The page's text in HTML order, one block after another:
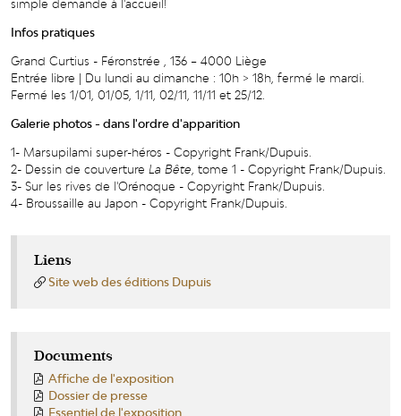
simple demande à l'accueil!
Infos pratiques
Grand Curtius - Féronstrée , 136 – 4000 Liège
Entrée libre | Du lundi au dimanche : 10h > 18h, fermé le mardi.
Fermé les 1/01, 01/05, 1/11, 02/11, 11/11 et 25/12.
Galerie photos - dans l'ordre d'apparition
1- Marsupilami super-héros - Copyright Frank/Dupuis.
2- Dessin de couverture La Bête , tome 1 - Copyright Frank/Dupuis.
3- Sur les rives de l'Orénoque - Copyright Frank/Dupuis.
4- Broussaille au Japon - Copyright Frank/Dupuis.
Liens
Site web des éditions Dupuis
Documents
Affiche de l'exposition
Dossier de presse
Essentiel de l'exposition